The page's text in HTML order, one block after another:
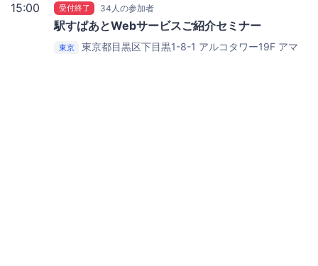
15:00 受付終了 34人の参加者
駅すぱあとWebサービスご紹介セミナー
東京 東京都目黒区下目黒1-8-1 アルコタワー19F アマ